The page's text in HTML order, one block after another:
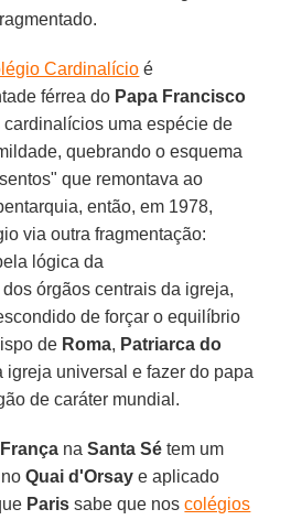
Cardinalício é
férrea do Papa Francisco
uma espécie de
quebrando o esquema
que remontava ao
então, em 1978,
via outra fragmentação:
lógica da
órgãos centrais da igreja,
de forçar o equilíbrio
de Roma, Patriarca do
igreja universal e fazer do papa
de caráter mundial.
França naSanta Sé tem um
noQuai d'Orsay e aplicado
Paris sabe que noscolégios